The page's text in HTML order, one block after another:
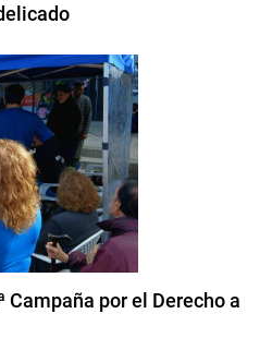
Campaña por el Derecho a